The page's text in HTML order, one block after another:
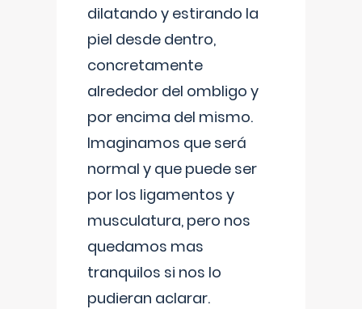
dilatando y estirando la
piel desde dentro,
concretamente
alrededor del ombligo y
por encima del mismo.
Imaginamos que será
normal y que puede ser
por los ligamentos y
musculatura, pero nos
quedamos mas
tranquilos si nos lo
pudieran aclarar.